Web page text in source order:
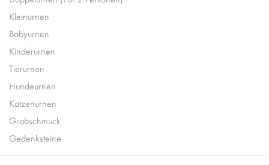
Kleinurnen
Babyurnen
Kinderurnen
Tierurnen
Hundeurnen
Katzenurnen
Grabschmuck
Gedenksteine